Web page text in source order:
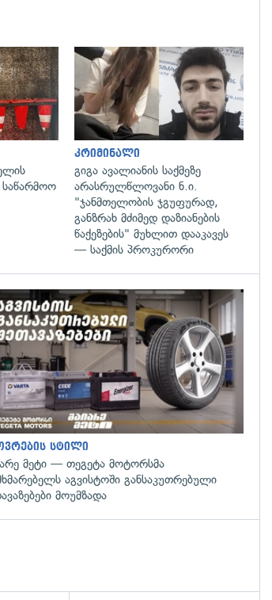
გადახედვა
კრიმინალი
გიგა ავალიანის საქმეზე
არასრულწლოვანი ნ.ი.
"ჯანმთელობის ჯგუფურად,
განზრახ მძიმედ დაზიანების
წაქეზების" მუხლით დააკავეს
— საქმის პროკურორი
სტილი
მეტი — თეგეტა მოტორსმა
აგვისტოში განსაკუთრებული
მოუმზადა